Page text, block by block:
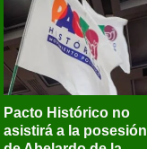
Pacto Histórico no
asistirá a la posesión